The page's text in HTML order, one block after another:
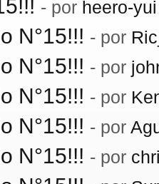
- por heero-yui
N°15!!! - por
N°15!!! - por
N°15!!! - por
N°15!!! - por
N°15!!! - por